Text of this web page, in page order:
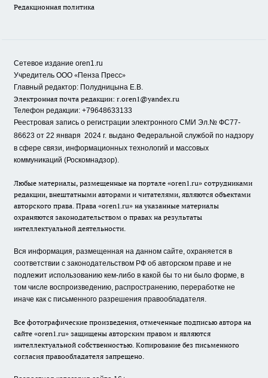
Редакционная политика
Сетевое издание oren1.ru
Учредитель ООО «Пенза Пресс»
Главный редактор: Полудницына Е.В.
Электронная почта редакции: r.oren1@yandex.ru
Телефон редакции: +79648633133
Реестровая запись о регистрации электронного СМИ Эл.№ ФС77-
86623 от 22 января 2024 г. выдано Федеральной службой по надзору
в сфере связи, информационных технологий и массовых
коммуникаций (Роскомнадзор).
Любые материалы, размещенные на портале «oren1.ru» сотрудниками
редакции, внештатными авторами и читателями, являются объектами
авторского права. Права «oren1.ru» на указанные материалы
охраняются законодательством о правах на результаты
интеллектуальной деятельности.
Вся информация, размещенная на данном сайте, охраняется в
соответствии с законодательством РФ об авторском праве и не
подлежит использованию кем-либо в какой бы то ни было форме, в
том числе воспроизведению, распространению, переработке не
иначе как с письменного разрешения правообладателя.
Все фотографические произведения, отмеченные подписью автора на
сайте «oren1.ru» защищены авторским правом и являются
интеллектуальной собственностью. Копирование без письменного
согласия правообладателя запрещено.